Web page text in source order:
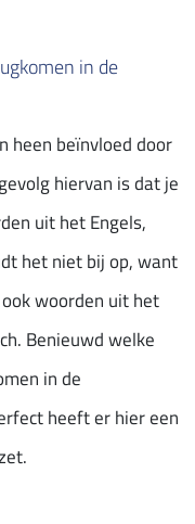
in de
heen beïnvloed door
hiervan is dat je
uit het Engels,
het niet bij op, want
woorden uit het
Benieuwd welke
in de
heeft er hier een